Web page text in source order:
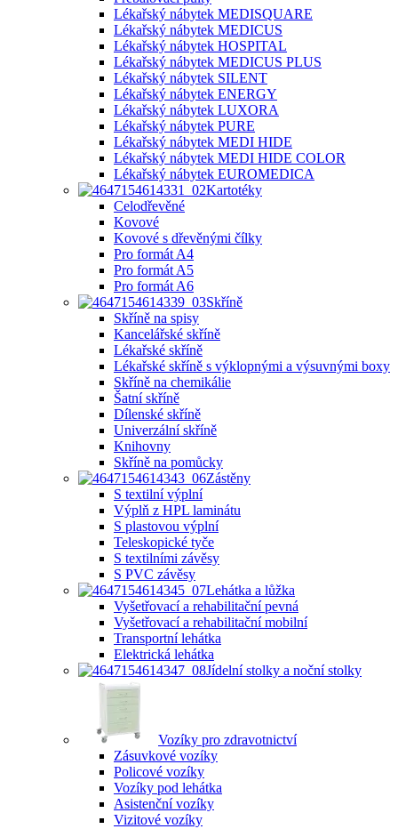
Lékařský nábytek MEDISQUARE
Lékařský nábytek MEDICUS
Lékařský nábytek HOSPITAL
Lékařský nábytek MEDICUS PLUS
Lékařský nábytek SILENT
Lékařský nábytek ENERGY
Lékařský nábytek LUXORA
Lékařský nábytek PURE
Lékařský nábytek MEDI HIDE
Lékařský nábytek MEDI HIDE COLOR
Lékařský nábytek EUROMEDICA
Kartotéky
Celodřevěné
Kovové
Kovové s dřevěnými čílky
Pro formát A4
Pro formát A5
Pro formát A6
Skříně
Skříně na spisy
Kancelářské skříně
Lékařské skříně
Lékařské skříně s výklopnými a výsuvnými boxy
Skříně na chemikálie
Šatní skříně
Dílenské skříně
Univerzální skříně
Knihovny
Skříně na pomůcky
Zástěny
S textilní výplní
Výplň z HPL laminátu
S plastovou výplní
Teleskopické tyče
S textilními závěsy
S PVC závěsy
Lehátka a lůžka
Vyšetřovací a rehabilitační pevná
Vyšetřovací a rehabilitační mobilní
Transportní lehátka
Elektrická lehátka
Jídelní stolky a noční stolky
Vozíky pro zdravotnictví
Zásuvkové vozíky
Policové vozíky
Vozíky pod lehátka
Asistenční vozíky
Vizitové vozíky